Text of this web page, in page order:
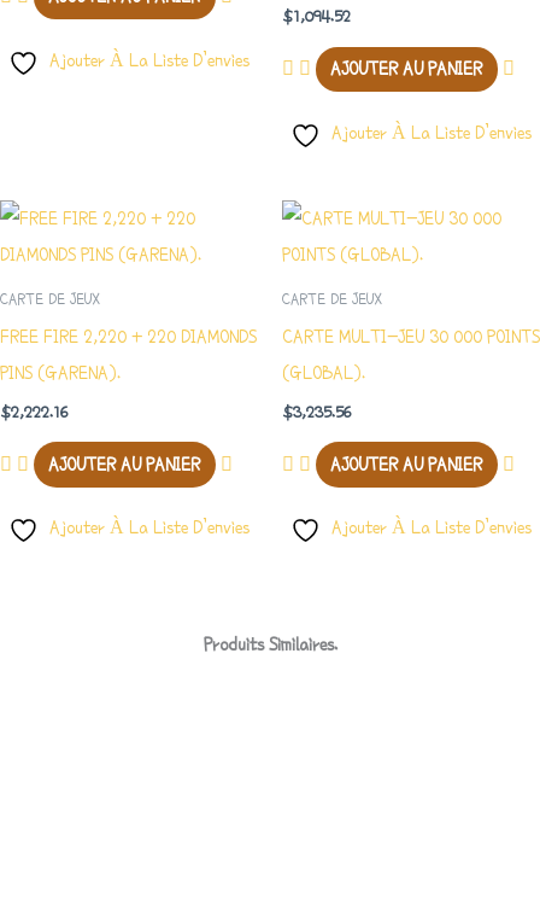
Ajouter À La Liste D’envies
Note
5.00
$1,094.52
AJOUTER AU PANIER
Ajouter À La Liste D’envies
CARTE DE JEUX
FREE FIRE 2,220 + 220 DIAMONDS
PINS (GARENA).
$2,222.16
AJOUTER AU PANIER
Ajouter À La Liste D’envies
CARTE DE JEUX
CARTE MULTI-JEU 30 000 POINTS
(GLOBAL).
$3,235.56
AJOUTER AU PANIER
Ajouter À La Liste D’envies
Produits Similaires.